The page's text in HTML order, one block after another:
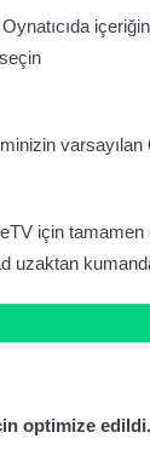
için
uzaktan
optimize edildi.